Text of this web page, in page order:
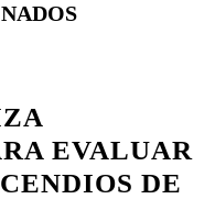
EVALUAR
DE